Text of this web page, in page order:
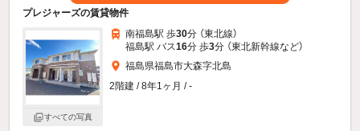
プレジャーズの賃貸物件
すべての写真
南福島駅 歩30分 （東北線）
福島駅 バス16分 歩3分 （東北新幹線など）
福島県福島市大森字北島
2階建 / 8年1ヶ月 / -